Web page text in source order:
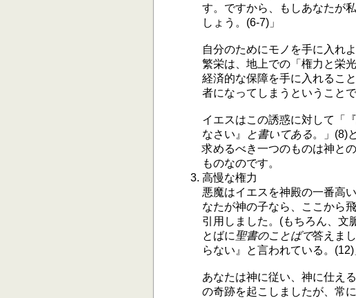
す。ですから、もしあなたが
しょう。(6-7)」
自分のためにモノを手に入れ
繁栄は、地上での「権力と栄
経済的な保障を手に入れるこ
者になってしまうということで
イエスはこの誘惑に対して「
なさい』
と書いてある。」(8)
求めるべき一つのものは神と
ものなのです。
高慢な権力
悪魔はイエスを神殿の一番高
なたが神の子なら、ここから
引用しました。(もちろん、文
とばに 聖書のことばで答えま
らない』と言われている。(12)
あなたは神に従い、神に仕え
の奇跡を起こしましたが、常